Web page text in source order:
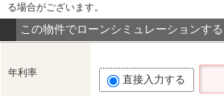
る場合がございます。
この物件でローンシミュレーションする
年利率
直接入力する